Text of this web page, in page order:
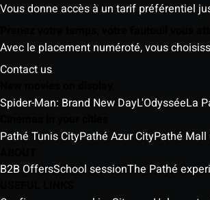
Vous donne accès à un tarif préférentiel
Avec le placement numéroté, vous
Contact us
Spider-Man: Brand New DayL'OdysséeLa
Pathé Tunis CityPathé Azur CityPathé Mall
B2B OffersSchool sessionThe Pathé